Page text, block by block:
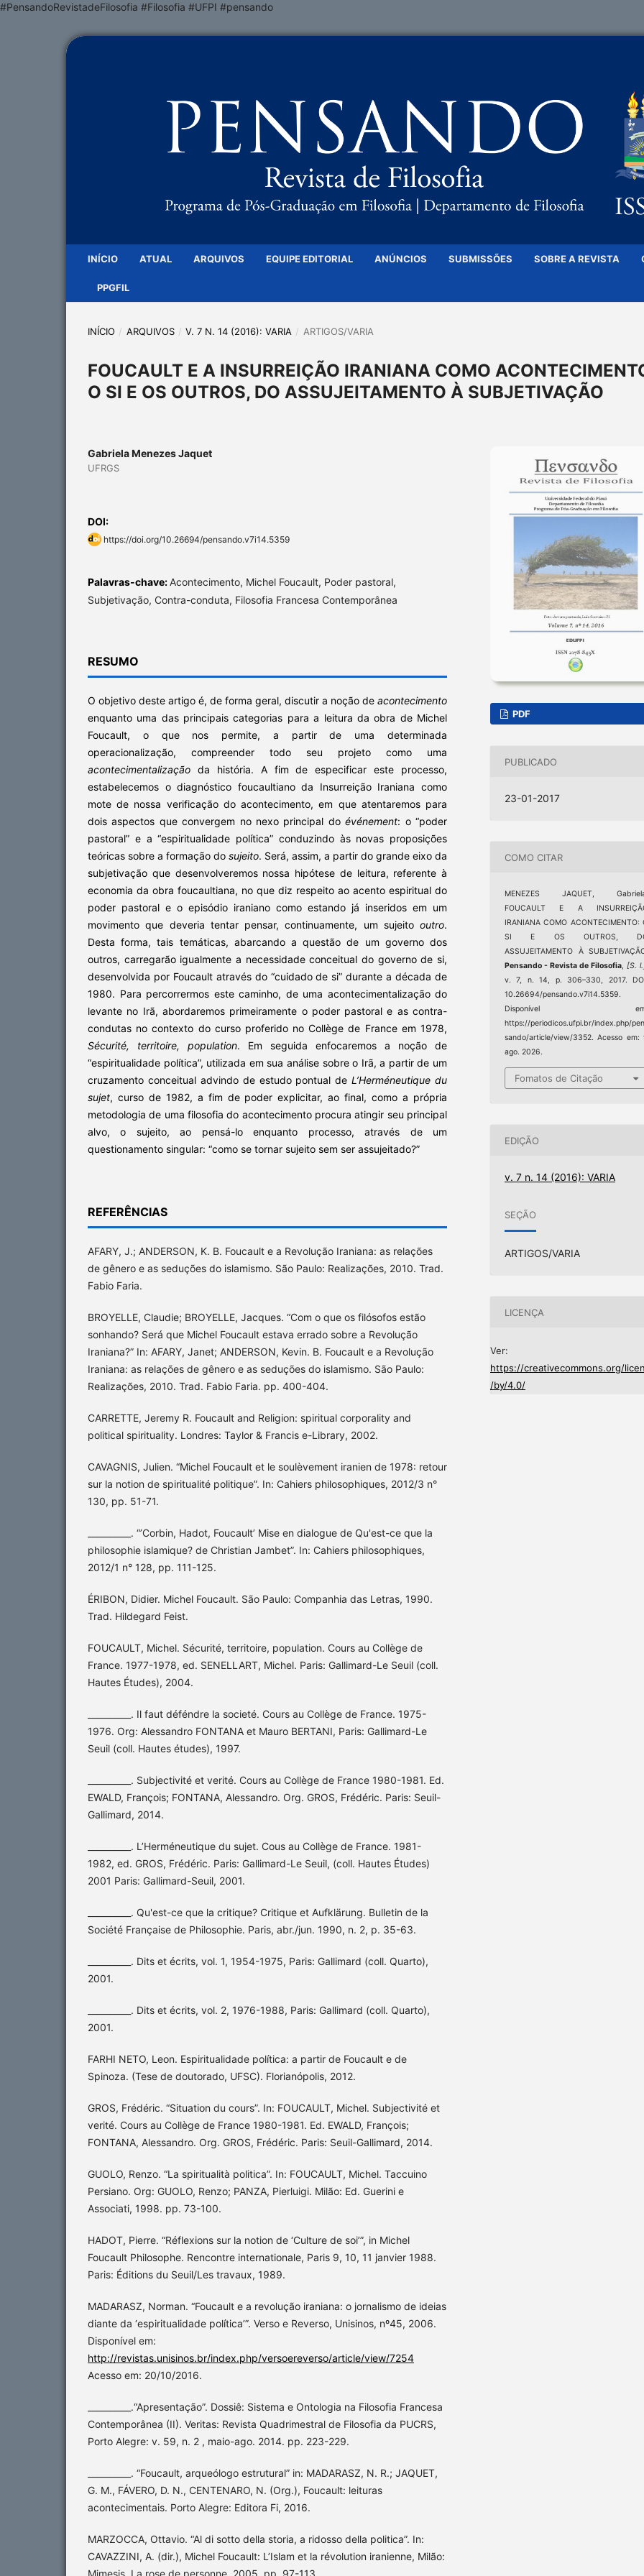
#PensandoRevistadeFilosofia #Filosofia #UFPI #pensando
INÍCIO ATUAL ARQUIVOS EQUIPE EDITORIAL ANÚNCIOS SUBMISSÕES SOBRE A REVISTA
PPGFIL
INÍCIO / ARQUIVOS / V. 7 N. 14 (2016): VARIA / ARTIGOS/VARIA
FOUCAULT E A INSURREIÇÃO IRANIANA COMO
O SI E OS OUTROS, DO ASSUJEITAMENTO À SUBJETIVAÇÃO
Gabriela Menezes Jaquet
UFRGS
DOI:
https://doi.org/10.26694/pensando.v7i14.5359
Palavras-chave:Acontecimento, Michel Foucault, Poder pastoral,
Subjetivação, Contra-conduta, Filosofia Francesa Contemporânea
RESUMO
O objetivo deste artigo é, de forma geral, discutir a noção de acontecimento
enquanto uma das principais categorias para a leitura da obra de Michel
Foucault, o que nos permite, a partir de uma determinada
operacionalização, compreender todo seu projeto como uma
acontecimentalização da história. A fim de especificar este processo,
estabelecemos o diagnóstico foucaultiano da Insurreição Iraniana como
mote de nossa verificação do acontecimento, em que atentaremos para
dois aspectos que convergem no nexo principal doévénement: o “poder
pastoral” e a “espiritualidade política” conduzindo às novas proposições
teóricas sobre a formação do sujeito. Será, assim, a partir do grande eixo da
subjetivação que desenvolveremos nossa hipótese de leitura, referente à
economia da obra foucaultiana, no que diz respeito ao acento espiritual do
poder pastoral e o episódio iraniano como estando já inseridos em um
movimento que deveria tentar pensar, continuamente, um sujeito outro.
Desta forma, tais temáticas, abarcando a questão de um governo dos
outros, carregarão igualmente a necessidade conceitual do governo de si,
desenvolvida por Foucault através do “cuidado de si” durante a década de
1980. Para percorrermos este caminho, de uma acontecimentalização do
levante no Irã, abordaremos primeiramente o poder pastoral e as contra-
condutas no contexto do curso proferido no Collège de France em 1978,
Sécurité, territoire, population. Em seguida enfocaremos a noção de
“espiritualidade política”, utilizada em sua análise sobre o Irã, a partir de um
cruzamento conceitual advindo de estudo pontual deL’Herméneutique du
sujet, curso de 1982, a fim de poder explicitar, ao final, como a própria
metodologia de uma filosofia do acontecimento procura atingir seu principal
alvo, o sujeito, ao pensá-lo enquanto processo, através de um
questionamento singular: “como se tornar sujeito sem ser assujeitado?”
REFERÊNCIAS
AFARY, J.; ANDERSON, K. B. Foucault e a Revolução Iraniana: as relações
de gênero e as seduções do islamismo. São Paulo: Realizações, 2010. Trad.
Fabio Faria.
BROYELLE, Claudie; BROYELLE, Jacques. “Com o que os filósofos estão
sonhando? Será que Michel Foucault estava errado sobre a Revolução
Iraniana?” In: AFARY, Janet; ANDERSON, Kevin. B. Foucault e a Revolução
Iraniana: as relações de gênero e as seduções do islamismo. São Paulo:
Realizações, 2010. Trad. Fabio Faria. pp. 400-404.
CARRETTE, Jeremy R. Foucault and Religion: spiritual corporality and
political spirituality. Londres: Taylor & Francis e-Library, 2002.
CAVAGNIS, Julien. “Michel Foucault et le soulèvement iranien de 1978: retour
sur la notion de spiritualité politique”. In: Cahiers philosophiques, 2012/3 n°
130, pp. 51-71.
__________. “’Corbin, Hadot, Foucault’ Mise en dialogue de Qu'est-ce que la
philosophie islamique? de Christian Jambet”. In: Cahiers philosophiques,
2012/1 n° 128, pp. 111-125.
ÉRIBON, Didier. Michel Foucault. São Paulo: Companhia das Letras, 1990.
Trad. Hildegard Feist.
FOUCAULT, Michel. Sécurité, territoire, population. Cours au Collège de
France. 1977-1978, ed. SENELLART, Michel. Paris: Gallimard-Le Seuil (coll.
Hautes Études), 2004.
__________. Il faut déféndre la societé. Cours au Collège de France. 1975-
1976. Org: Alessandro FONTANA et Mauro BERTANI, Paris: Gallimard-Le
Seuil (coll. Hautes études), 1997.
__________. Subjectivité et verité. Cours au Collège de France 1980-1981. Ed.
EWALD, François; FONTANA, Alessandro. Org. GROS, Frédéric. Paris: Seuil-
Gallimard, 2014.
__________. L’Herméneutique du sujet. Cous au Collège de France. 1981-
1982, ed. GROS, Frédéric. Paris: Gallimard-Le Seuil, (coll. Hautes Études)
2001 Paris: Gallimard-Seuil, 2001.
__________. Qu'est-ce que la critique? Critique et Aufklärung. Bulletin de la
Société Française de Philosophie. Paris, abr./jun. 1990, n. 2, p. 35-63.
__________. Dits et écrits, vol. 1, 1954-1975, Paris: Gallimard (coll. Quarto),
2001.
__________. Dits et écrits, vol. 2, 1976-1988, Paris: Gallimard (coll. Quarto),
2001.
FARHI NETO, Leon. Espiritualidade política: a partir de Foucault e de
Spinoza. (Tese de doutorado, UFSC). Florianópolis, 2012.
GROS, Frédéric. “Situation du cours”. In: FOUCAULT, Michel. Subjectivité et
verité. Cours au Collège de France 1980-1981. Ed. EWALD, François;
FONTANA, Alessandro. Org. GROS, Frédéric. Paris: Seuil-Gallimard, 2014.
GUOLO, Renzo. “La spiritualità politica”. In: FOUCAULT, Michel. Taccuino
Persiano. Org: GUOLO, Renzo; PANZA, Pierluigi. Milão: Ed. Guerini e
Associati, 1998. pp. 73-100.
HADOT, Pierre. “Réflexions sur la notion de ‘Culture de soi’”, in Michel
Foucault Philosophe. Rencontre internationale, Paris 9, 10, 11 janvier 1988.
Paris: Éditions du Seuil/Les travaux, 1989.
MADARASZ, Norman. “Foucault e a revolução iraniana: o jornalismo de ideias
diante da ‘espiritualidade política’”. Verso e Reverso, Unisinos, nº45, 2006.
Disponível em:
http://revistas.unisinos.br/index.php/versoereverso/article/view/7254
Acesso em: 20/10/2016.
__________.“Apresentação”. Dossiê: Sistema e Ontologia na Filosofia Francesa
Contemporânea (II). Veritas: Revista Quadrimestral de Filosofia da PUCRS,
Porto Alegre: v. 59, n. 2 , maio-ago. 2014. pp. 223-229.
__________. “Foucault, arqueólogo estrutural” in: MADARASZ, N. R.; JAQUET,
G. M., FÁVERO, D. N., CENTENARO, N. (Org.), Foucault: leituras
acontecimentais. Porto Alegre: Editora Fi, 2016.
MARZOCCA, Ottavio. “Al di sotto della storia, a ridosso della politica”. In:
CAVAZZINI, A. (dir.), Michel Foucault: L’Islam et la révolution iranienne, Milão:
PDF
PUBLICADO
23-01-2017
COMO CITAR
MENEZES JAQUET,
FOUCAULT E A
IRANIANA COMO ACONTECIMENTO:
SI E OS OUTROS,
ASSUJEITAMENTO À
Pensando - Revista de Filosofia, [S.
v. 7, n. 14, p. 306–330, 2017.
10.26694/pensando.v7i14.5359.
Disponível
https://periodicos.ufpi.br/index.php/
sando/article/view/3352. Acesso em:
ago. 2026.
Fomatos de Citação
EDIÇÃO
v. 7 n. 14 (2016): VARIA
SEÇÃO
ARTIGOS/VARIA
LICENÇA
Ver:
https://creativecommons.org/
/by/4.0/